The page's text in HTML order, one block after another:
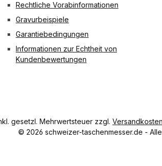
Rechtliche Vorabinformationen
Gravurbeispiele
Garantiebedingungen
Informationen zur Echtheit von
Kundenbewertungen
gesetzl. Mehrwertsteuer zzgl. Versandkosten
© 2026 schweizer-taschenmesser.de -